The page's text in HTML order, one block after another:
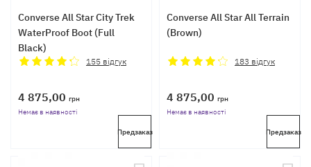
Converse All Star City Trek
WaterProof Boot (Full
Black)
155 відгук
4 875,00 грн
Немає в наявності
Предзаказ
Converse All Star All Terrain
(Brown)
183 відгук
4 875,00 грн
Немає в наявності
Предзаказ